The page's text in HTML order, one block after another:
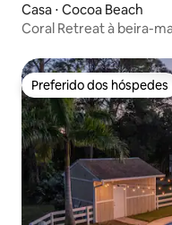
Casa ⋅ Cocoa Beach
Coral Retreat à beira-
Preferido dos hóspedes
Preferido dos hóspedes